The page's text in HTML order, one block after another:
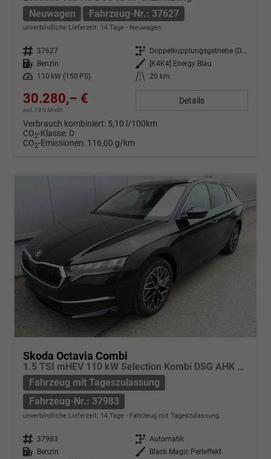
Neuwagen
Fahrzeug-Nr.: 37627
unverbindliche Lieferzeit: 14 Tage Neuwagen
Fahrzeug-Nr. 37627 Getriebe
Doppelkupplungsgetriebe (DSG)
Kraftstoff
Benzin Außenfarbe
[K4K4] Energy Blau
Leistung
110 kW (150 PS) Kilometerstand 20 km
30.280,– €
incl. 19% MwSt.
Details
Verbrauch kombiniert: 5,10 l/100km
CO2-Klasse: D
CO2-Emissionen: 116,00 g/km
Skoda Octavia Combi
1.5 TSI mHEV 110 kW Selection Kombi DSG AHK ACC Kamera Sunset
Fahrzeug mit Tageszulassung
Fahrzeug-Nr.: 37983
unverbindliche Lieferzeit: 14 Tage Fahrzeug mit Tageszulassung
Fahrzeug-Nr. 37983 Getriebe Automatik
Kraftstoff Benzin Außenfarbe
Black Magic Perleffekt